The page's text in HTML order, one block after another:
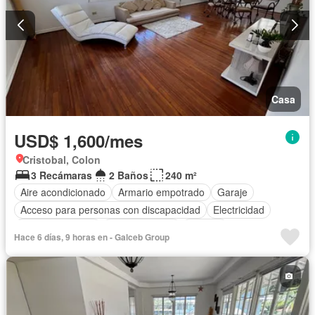
Casa
USD$ 1,600/mes
Cristobal, Colon
3 Recámaras
2 Baños
240 m²
Aire acondicionado
Armario empotrado
Garaje
Acceso para personas con discapacidad
Electricidad
Vista panorámica
Agua Patio
Hace 6 días, 9 horas en - Galceb Group